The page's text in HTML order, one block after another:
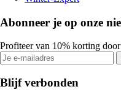
Abonneer je op onze
Profiteer van 10% korting
Blijf verbonden